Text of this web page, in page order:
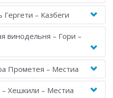
Гергети – Казбеги
винодельня – Гори –
Прометея – Местиа
Хешкили – Местиа